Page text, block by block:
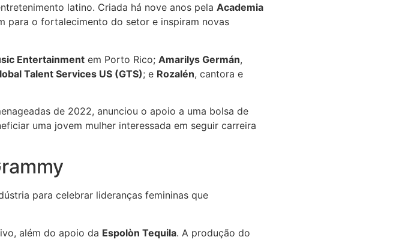
latino. Criada há nove anos pela Academia
para o fortalecimento do setor e inspiram novas
Entertainment em Porto Rico; Amarilys Germán,
Talent Services US (GTS); e Rozalén, cantora e
de 2022, anunciou o apoio a uma bolsa de
uma jovem mulher interessada em seguir carreira
para celebrar lideranças femininas que
além do apoio da Espolòn Tequila. A produção do